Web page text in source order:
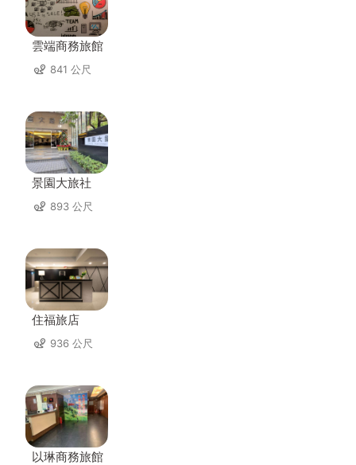
雲端商務旅館
841 公尺
景園大旅社
893 公尺
住福旅店
936 公尺
以琳商務旅館